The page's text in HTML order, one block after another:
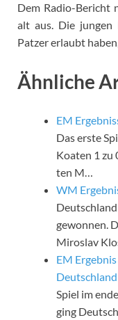
Dem Radio-Bericht
alt aus. Die jungen
Patzer erlaubt
Ähnliche
EM
Das erste
Koaten 1 zu
ten M…
WM
gewonnen.
Miroslav
EM
Spiel im
ging